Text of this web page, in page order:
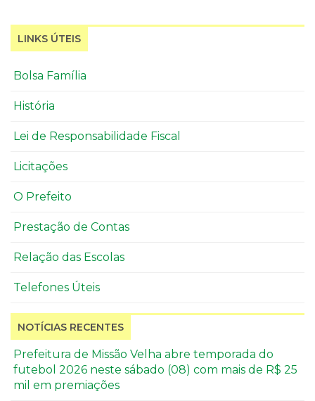
LINKS ÚTEIS
Bolsa Família
História
Lei de Responsabilidade Fiscal
Licitações
O Prefeito
Prestação de Contas
Relação das Escolas
Telefones Úteis
NOTÍCIAS RECENTES
Prefeitura de Missão Velha abre temporada do
futebol 2026 neste sábado (08) com mais de R$ 25
mil em premiações